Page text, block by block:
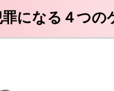
になる４つの